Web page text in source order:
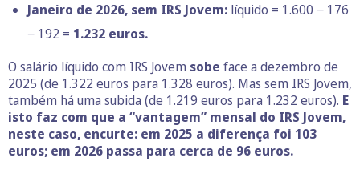
Janeiro de 2026, sem IRS Jovem: líquido = 1.600 − 176
− 192 = 1.232 euros.
O salário líquido com IRS Jovem sobe face a dezembro de
2025 (de 1.322 euros para 1.328 euros). Mas sem IRS Jovem,
também há uma subida (de 1.219 euros para 1.232 euros). E
isto faz com que a “vantagem” mensal do IRS Jovem,
neste caso, encurte: em 2025 a diferença foi 103
euros; em 2026 passa para cerca de 96 euros.